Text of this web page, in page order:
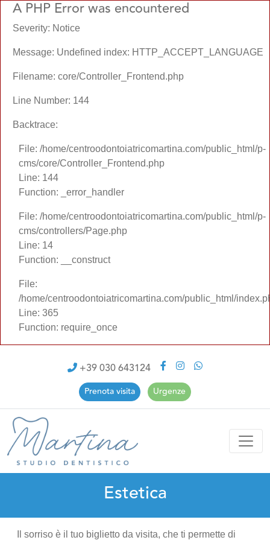
A PHP Error was encountered
Severity: Notice
Message: Undefined index: HTTP_ACCEPT_LANGUAGE
Filename: core/Controller_Frontend.php
Line Number: 144
Backtrace:
File: /home/centroodontoiatricomartina.com/public_html/p-
cms/core/Controller_Frontend.php
Line: 144
Function: _error_handler
File: /home/centroodontoiatricomartina.com/public_html/p-
cms/controllers/Page.php
Line: 14
Function: __construct
File:
/home/centroodontoiatricomartina.com/public_html/
Line: 365
Function: require_once
+39 030 643124
Prenota visita Urgenze
Estetica
Il sorriso è il tuo biglietto da visita, che ti permette di